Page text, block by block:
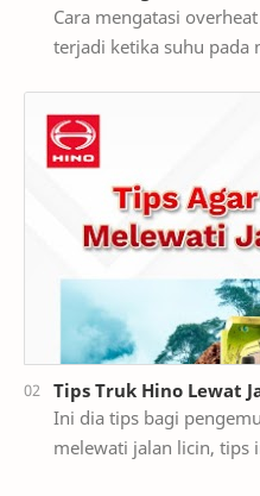
Cara mengatasi
terjadi ketika suhu pada
Tips Truk Hino Lewat
Ini dia tips bagi
melewati jalan licin, tips